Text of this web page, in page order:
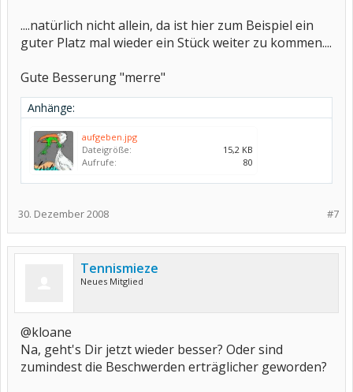
....natürlich nicht allein, da ist hier zum Beispiel ein
guter Platz mal wieder ein Stück weiter zu kommen....
Gute Besserung "merre"
Anhänge:
aufgeben.jpg
Dateigröße:
15,2 KB
Aufrufe:
80
#7
30. Dezember 2008
Tennismieze
Neues Mitglied
@kloane
Na, geht's Dir jetzt wieder besser? Oder sind
zumindest die Beschwerden erträglicher geworden?